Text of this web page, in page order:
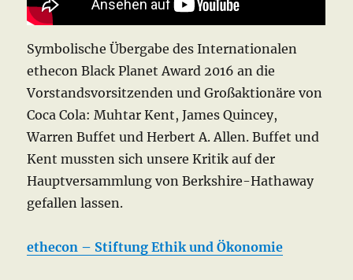
Symbolische Übergabe des Internationalen
ethecon ‪‎Black Planet‬ Award 2016 an die
Vorstandsvorsitzenden und Großaktionäre von
Coca Cola: Muhtar Kent, James Quincey,
Warren Buffet und Herbert A. Allen. Buffet und
Kent mussten sich unsere Kritik auf der
Hauptversammlung von Berkshire-Hathaway
gefallen lassen.
ethecon – Stiftung Ethik und Ökonomie